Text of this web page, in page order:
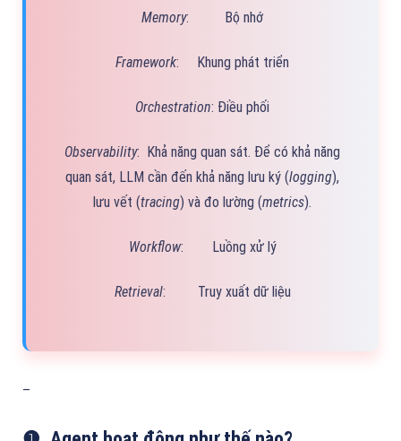
Memory: Bộ nhớ
Framework: Khung phát triển
Orchestration: Điều phối
Observability: Khả năng quan sát. Để có khả năng
quan sát, LLM cần đến khả năng lưu ký (logging),
lưu vết (tracing) và đo lường (metrics).
Workflow: Luồng xử lý
Retrieval: Truy xuất dữ liệu
–